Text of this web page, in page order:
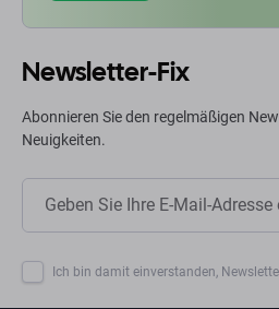
Newsletter-Fix
Abonnieren Sie den regelmäßigen
Neuigkeiten.
Ich bin damit einverstanden,